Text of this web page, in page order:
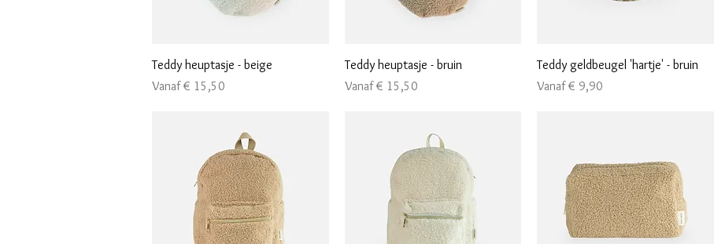
Snel overzicht
Teddy heuptasje - beige
Vanaf€ 15,50
Verkoopprijs
Snel overzicht
Teddy heuptasje - bruin
Vanaf€ 15,50
Verkoopprijs
Snel overzicht
Teddy geldbeugel 'hartje' - bruin
Vanaf€ 9,90
Verkoopprijs